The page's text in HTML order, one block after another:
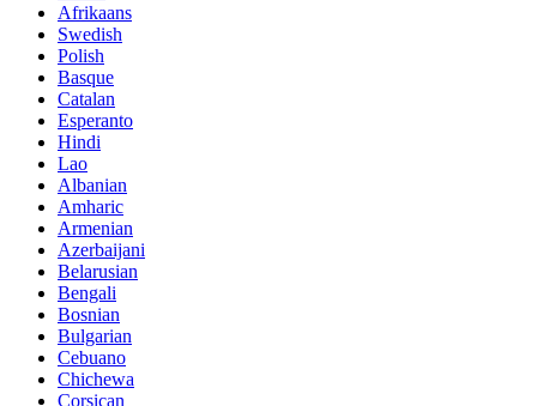
Afrikaans
Swedish
Polish
Basque
Catalan
Esperanto
Hindi
Lao
Albanian
Amharic
Armenian
Azerbaijani
Belarusian
Bengali
Bosnian
Bulgarian
Cebuano
Chichewa
Corsican